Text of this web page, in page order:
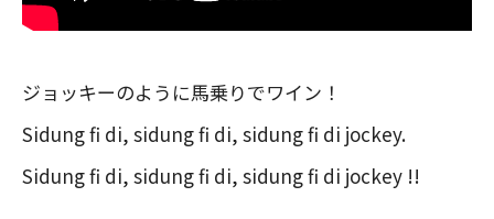
ジョッキーのように馬乗りでワイン！
Sidung fi di, sidung fi di, sidung fi di jockey.
Sidung fi di, sidung fi di, sidung fi di jockey !!